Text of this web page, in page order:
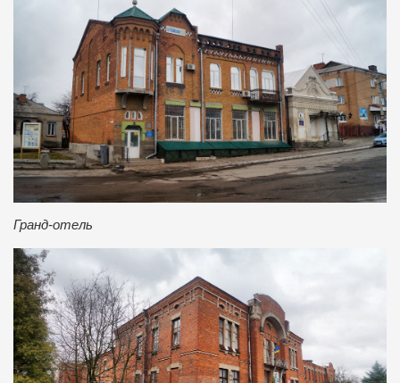
Гранд-отель